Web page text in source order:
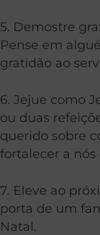
5. Demostre
Pense em
gratidão ao
6. Jejue como
ou duas
querido sobre
fortalecer a nós
7. Eleve ao
porta de um
Natal.